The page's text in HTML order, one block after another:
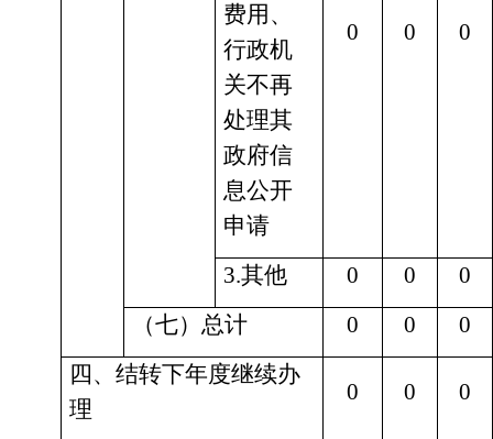
费用、
行政机
关不再
处理其
政府信
息公开
申请
0 0 0
3.其他 0 0
0
（七）总计
0 0
0
四、结转下年度继续办
理
0 0 0